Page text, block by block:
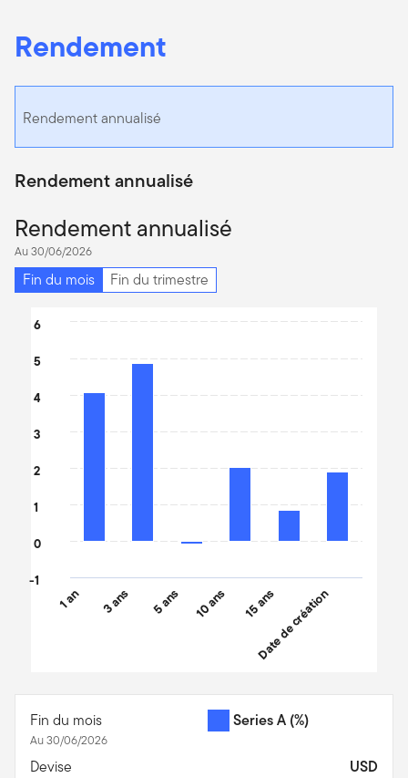
Rendement
Rendement annualisé
Rendement annualisé
Rendement annualisé
Au 30/06/2026
Fin du mois
Fin du trimestre
The chart has 1 Y axis displaying values. Data ranges from -
1 an 3 ans 5 ans 10 ans 15 ans
Date de création
-1
0
1
2
3
4
5
6
Fin du mois
Au 30/06/2026
Series A (%)
Devise
USD